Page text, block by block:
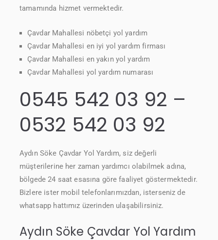
tamamında hizmet vermektedir.
Çavdar Mahallesi nöbetçi yol yardım
Çavdar Mahallesi en iyi yol yardım firması
Çavdar Mahallesi en yakın yol yardım
Çavdar Mahallesi yol yardım numarası
0545 542 03 92 –
0532 542 03 92
Aydın Söke Çavdar Yol Yardım, siz değerli
müşterilerine her zaman yardımcı olabilmek adına,
bölgede 24 saat esasına göre faaliyet göstermektedir.
Bizlere ister mobil telefonlarımızdan, isterseniz de
whatsapp hattımız üzerinden ulaşabilirsiniz.
Aydın Söke Çavdar Yol Yardım